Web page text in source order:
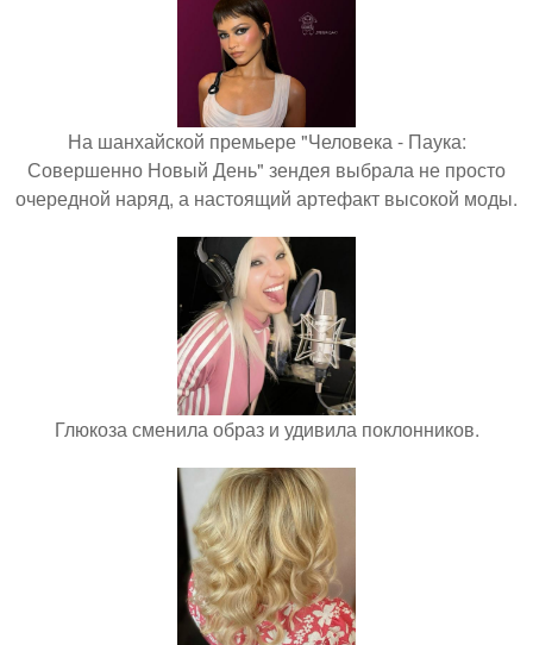
На шанхайской премьере "Человека - Паука:
Совершенно Новый День" зендея выбрала не просто
очередной наряд, а настоящий артефакт высокой моды.
Глюкоза сменила образ и удивила поклонников.